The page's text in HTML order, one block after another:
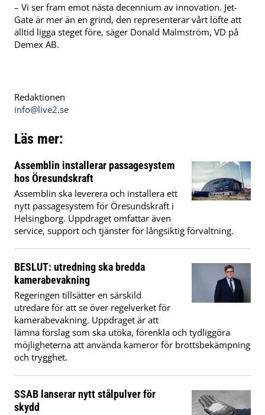
– Vi ser fram emot nästa decennium av innovation. Jet-
Gate är mer än en grind, den representerar vårt löfte att
alltid ligga steget före, säger Donald Malmström, VD på
Demex AB.
Redaktionen
info@live2.se
Läs mer:
Assemblin installerar passagesystem
hos Öresundskraft
Assemblin ska leverera och installera ett
nytt passagesystem för Öresundskraft i
Helsingborg. Uppdraget omfattar även
service, support och tjänster för långsiktig förvaltning.
BESLUT: utredning ska bredda
kamerabevakning
Regeringen tillsätter en särskild
utredare för att se över regelverket för
kamerabevakning. Uppdraget är att
lämna förslag som ska utöka, förenkla och tydliggöra
möjligheterna att använda kameror för brottsbekämpning
och trygghet.
SSAB lanserar nytt stålpulver för
skydd